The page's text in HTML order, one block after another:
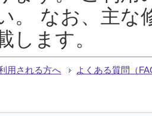
。 なお、主な
します。
用される方へ よくある質問（